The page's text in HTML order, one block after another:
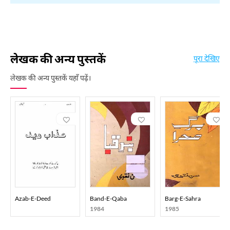
लेखक की अन्य पुस्तकें
लेखक की अन्य पुस्तकें यहाँ पढ़ें।
पूरा देखिए
Azab-E-Deed
Band-E-Qaba
1984
Barg-E-Sahra
1985